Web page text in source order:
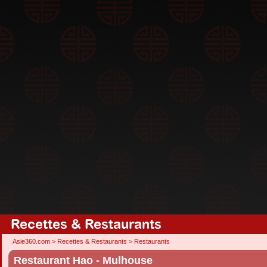
Recettes & Restaurants
Asie360.com > Recettes & Restaurants > Restaurants
Restaurant Hao - Mulhouse